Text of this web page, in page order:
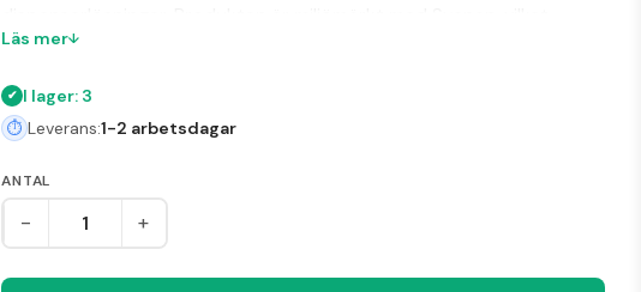
garanterar en hållbar och miljövänlig användning.
Läs mer
I lager: 3
Leverans:1-2 arbetsdagar
ANTAL
- +